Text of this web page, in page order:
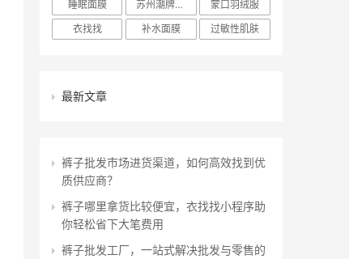
睡眠面膜
苏州潮牌货源
蒙口羽绒服
衣找找
补水面膜 过敏性肌肤
最新文章
裤子批发市场进货渠道，如何高效找到优
质供应商？
裤子哪里拿货比较便宜，衣找找小程序助
你轻松省下大笔费用
裤子批发工厂，一站式解决批发与零售的